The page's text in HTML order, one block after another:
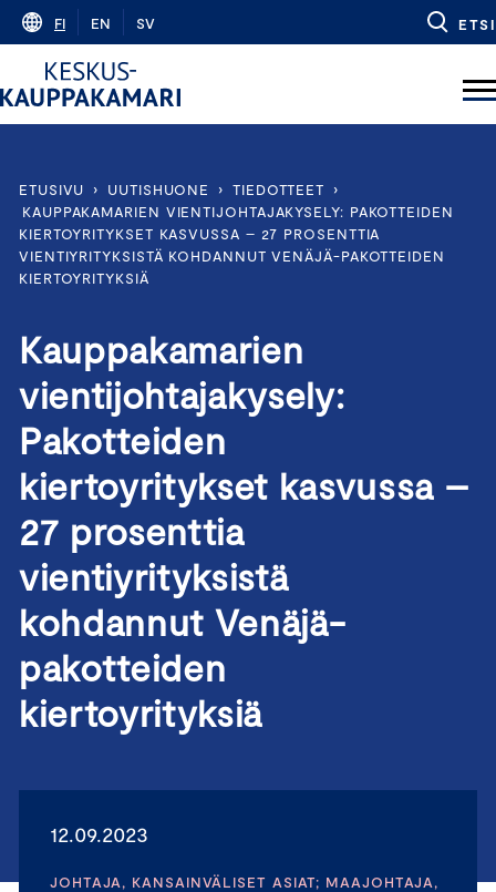
Skip
content
FI EN SV ETSI
ETUSIVU › UUTISHUONE › TIEDOTTEET
›
KAUPPAKAMARIEN VIENTIJOHTAJAKYSELY: PAKOTTEIDEN
KIERTOYRITYKSET KASVUSSA – 27 PROSENTTIA
VIENTIYRITYKSISTÄ KOHDANNUT VENÄJÄ-PAKOTTEIDEN
KIERTOYRITYKSIÄ
Kauppakamarien
vientijohtajakysely:
Pakotteiden
kiertoyritykset kasvussa –
27 prosenttia
vientiyrityksistä
kohdannut Venäjä-
pakotteiden
kiertoyrityksiä
12.09.2023
JOHTAJA, KANSAINVÄLISET ASIAT; MAAJOHTAJA,